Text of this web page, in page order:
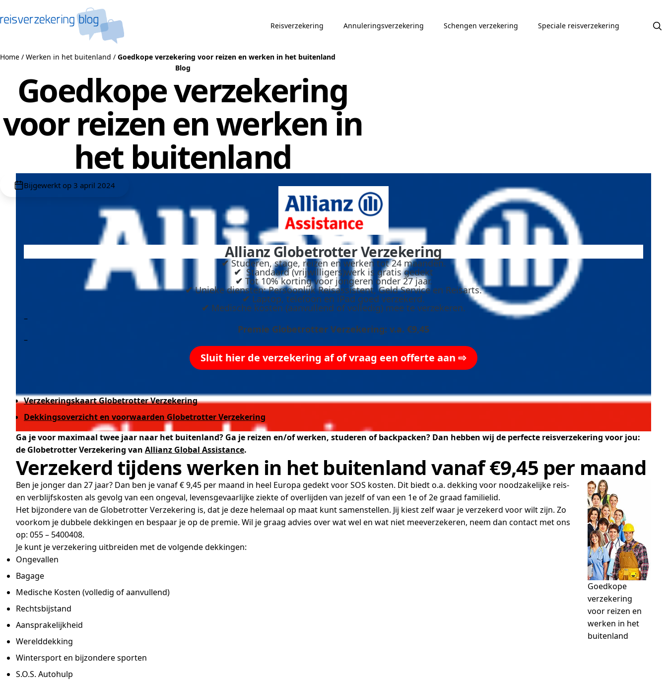
Reisverzekering Annuleringsverzekering Schengen verzekering Speciale reisverzekering
Home / Werken in het buitenland / Goedkope verzekering voor reizen en werken in het buitenland
Blog
Goedkope verzekering
voor reizen en werken in
het buitenland
Bijgewerkt op 3 april 2024
Allianz Globetrotter Verzekering
✔ Studeren, stage, reizen en werken tot 24 maanden.
✔ Standaard (vrijwilligers)werk is gratis gedekt
✔ Tot 10% korting voor jongeren onder 27 jaar.
✔Unieke diensten: Persoonlijk Reisassistent, Geld Service en Reisarts.
✔ Laptop, telefoon en iPad goed verzekerd.
✔ Medische kosten (aanvullend of volledig) mee te verzekeren.
–
Premie Globetrotter Verzekering: v.a. €9,45
–
Sluit hier de verzekering af of vraag een offerte aan ⇨
Verzekeringskaart Globetrotter Verzekering
Dekkingsoverzicht en voorwaarden Globetrotter Verzekering
Ga je voor maximaal twee jaar naar het buitenland? Ga je reizen en/of werken, studeren of backpacken? Dan hebben wij de perfecte reisverzekering voor jou:
de Globetrotter Verzekering van Allianz Global Assistance.
Verzekerd tijdens werken in het buitenland vanaf €9,45 per maand
Goedkope
verzekering
voor reizen en
werken in het
buitenland
Ben je jonger dan 27 jaar? Dan ben je vanaf € 9,45 per maand in heel Europa gedekt voor SOS kosten. Dit biedt o.a. dekking voor noodzakelijke reis-
en verblijfskosten als gevolg van een ongeval, levensgevaarlijke ziekte of overlijden van jezelf of van een 1e of 2e graad familielid.
Het bijzondere van de Globetrotter Verzekering is, dat je deze helemaal op maat kunt samenstellen. Jij kiest zelf waar je verzekerd voor wilt zijn. Zo
voorkom je dubbele dekkingen en bespaar je op de premie. Wil je graag advies over wat wel en wat niet meeverzekeren, neem dan contact met ons
op: 055 – 5400408.
Je kunt je verzekering uitbreiden met de volgende dekkingen:
Ongevallen
Bagage
Medische Kosten (volledig of aanvullend)
Rechtsbijstand
Aansprakelijkheid
Werelddekking
Wintersport en bijzondere sporten
S.O.S. Autohulp